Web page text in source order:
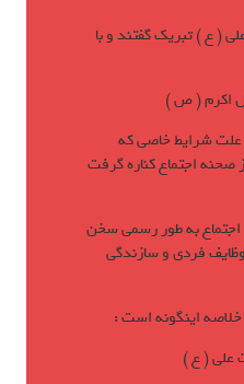
( ع ) تبريک گفتند و با
اکرم ( ص )
شرايط خاصی که
اجتماع کناره گرفت
به طور رسمی سخن
فردی و سازندگی
خلاصه اينگونه است :